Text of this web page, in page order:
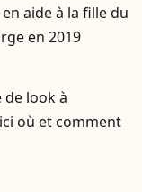
aide à la fille du
en 2019
de look à
où et comment